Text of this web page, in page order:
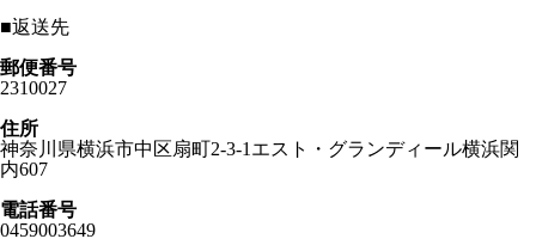
■返送先
郵便番号
2310027
住所
神奈川県横浜市中区扇町2-3-1エスト・グランディール横浜関
内607
電話番号
0459003649